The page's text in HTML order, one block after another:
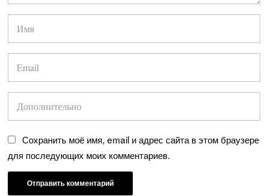
Сохранить моё имя, email и адрес сайта в этом браузере
для последующих моих комментариев.